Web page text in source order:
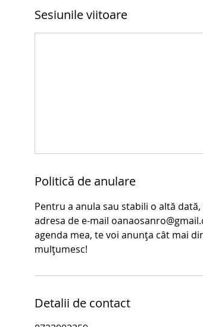
Sesiunile viitoare
Politică de anulare
Pentru a anula sau stabili o altă
adresa de e-mail
agenda mea, te voi anunța cât mai
mulțumesc!
Detalii de contact